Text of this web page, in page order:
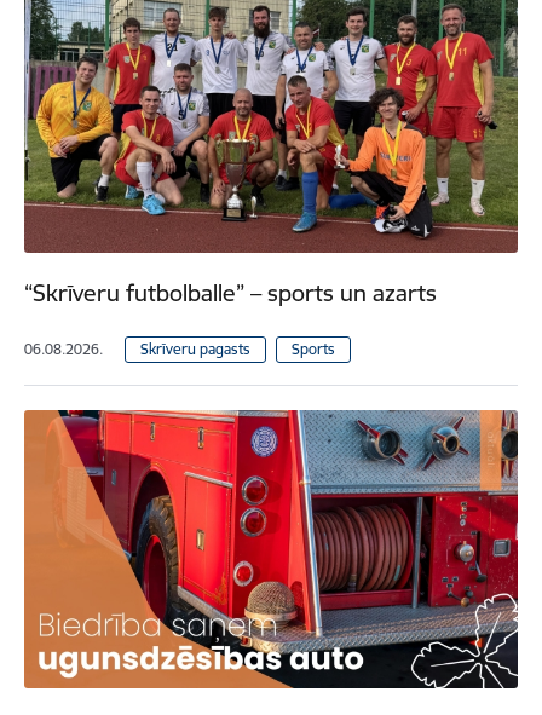
“Skrīveru futbolballe” – sports un azarts
06.08.2026. Skrīveru pagasts Sports